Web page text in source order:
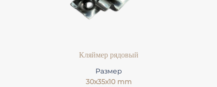
Кляймер рядовый
Размер
30x35х10 mm